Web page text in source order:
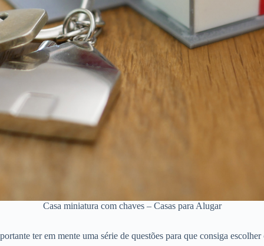
Casa miniatura com chaves – Casas para Alugar
ter em mente uma série de questões para que consiga